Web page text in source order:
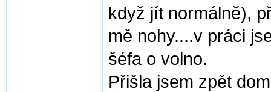
když jít normálně),
mě nohy....v práci
šéfa o volno.
Přišla jsem zpět